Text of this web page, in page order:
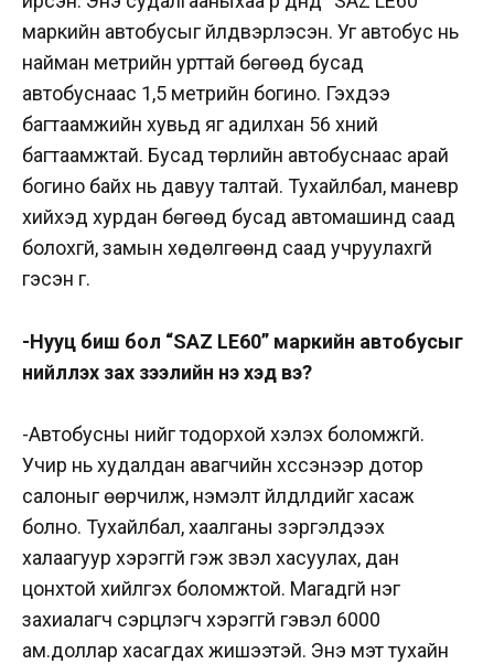
маркийн автобусыг үйлдвэрлэсэн. Уг автобус нь
найман метрийн урттай бөгөөд бусад
автобуснаас 1,5 метрийн богино. Гэхдээ
багтаамжийн хувьд яг адилхан 56 хүний
багтаамжтай. Бусад төрлийн автобуснаас арай
богино байх нь давуу талтай. Тухайлбал, маневр
хийхэд хурдан бөгөөд бусад автомашинд саад
болохгүй, замын хөдөлгөөнд саад учруулахгүй
гэсэн үг.
-Нууц биш бол “SAZ LE60” маркийн автобусыг
нийлүүлэх зах зээлийн үнэ хэд вэ?
-Автобусны үнийг тодорхой хэлэх боломжгүй.
Учир нь худалдан авагчийн хүссэнээр дотор
салоныг өөрчилж, нэмэлт үйлдлүүдийг хасаж
болно. Тухайлбал, хаалганы зэргэлдээх
халаагуур хэрэггүй гэж үзвэл хасуулах, дан
цонхтой хийлгэх боломжтой. Магадгүй нэг
захиалагч сэрүүцүүлэгч хэрэггүй гэвэл 6000
ам.доллар хасагдах жишээтэй. Энэ мэт тухайн